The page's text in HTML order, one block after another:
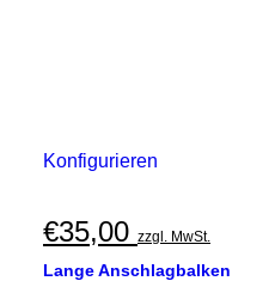
Konfigurieren
€35,00 zzgl. MwSt.
Lange Anschlagbalken